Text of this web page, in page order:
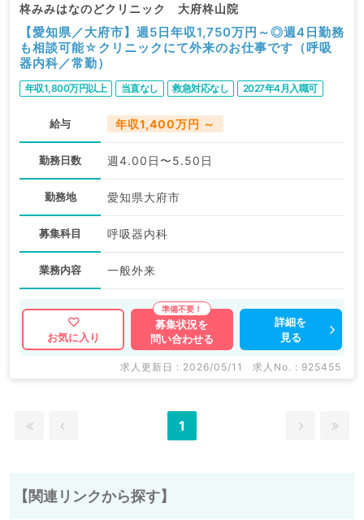
柊みみはなのどクリニック 大府柊山院
【愛知県／大府市】週5日年収1,750万円～◎週4日勤務
も相談可能☆クリニックにて外来のお仕事です（呼吸
器内科／常勤）
年収1,800万円以上 当直なし 救急対応なし 2027年4月入職可
給与 年収1,400万円 ～
勤務日数 週4.00日〜5.50日
勤務地 愛知県大府市
募集科目 呼吸器内科
業務内容 一般外来
お気に入り
募集状況を
問い合わせる
詳細を
見る
求人更新日 : 2026/05/11 求人No. : 925455
1
【関連リンクから探す】